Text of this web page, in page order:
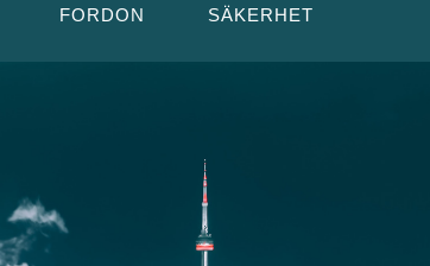
FORDON SÄKERHET